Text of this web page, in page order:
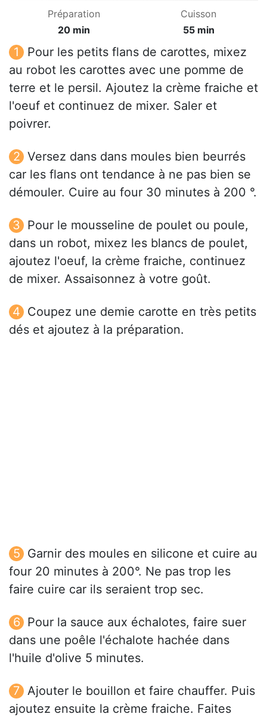
Préparation
20 min
Cuisson
55 min
Pour les petits flans de carottes, mixez
au robot les carottes avec une pomme de
terre et le persil. Ajoutez la crème fraiche et
l'oeuf et continuez de mixer. Saler et
poivrer.
Versez dans dans moules bien beurrés
car les flans ont tendance à ne pas bien se
démouler. Cuire au four 30 minutes à 200 °.
Pour le mousseline de poulet ou poule,
dans un robot, mixez les blancs de poulet,
ajoutez l'oeuf, la crème fraiche, continuez
de mixer. Assaisonnez à votre goût.
Coupez une demie carotte en très petits
dés et ajoutez à la préparation.
Garnir des moules en silicone et cuire au
four 20 minutes à 200°. Ne pas trop les
faire cuire car ils seraient trop sec.
Pour la sauce aux échalotes, faire suer
dans une poêle l'échalote hachée dans
l'huile d'olive 5 minutes.
Ajouter le bouillon et faire chauffer. Puis
ajoutez ensuite la crème fraiche. Faites